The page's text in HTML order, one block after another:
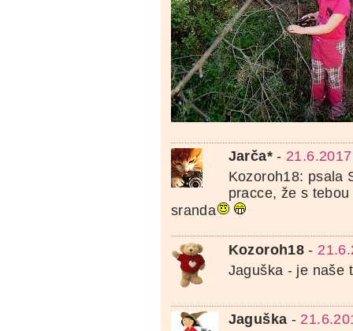
Jarča*-
Kozoroh18: psala
pracce, že s
sranda
Kozoroh18 -
Jaguška - je naše
Jaguška -